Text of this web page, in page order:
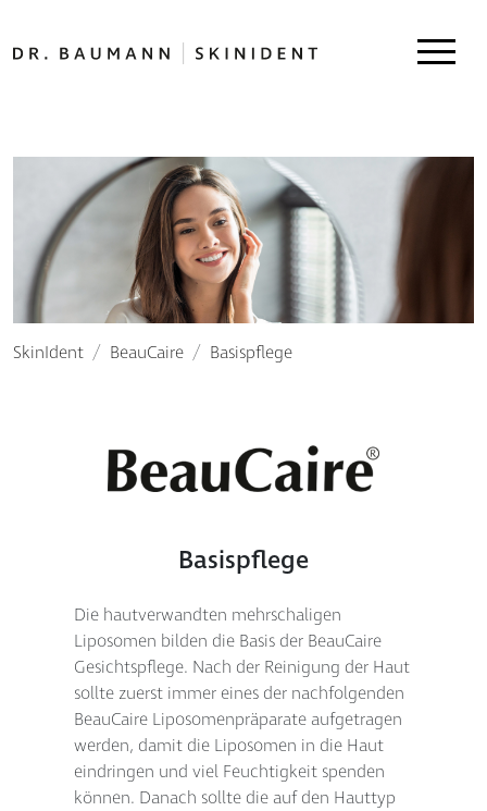
SkinIdent BeauCaire Basispflege
Basispflege
Die hautverwandten mehrschaligen
Liposomen bilden die Basis der BeauCaire
Gesichtspflege. Nach der Reinigung der Haut
sollte zuerst immer eines der nachfolgenden
BeauCaire Liposomenpräparate aufgetragen
werden, damit die Liposomen in die Haut
eindringen und viel Feuchtigkeit spenden
können. Danach sollte die auf den Hauttyp